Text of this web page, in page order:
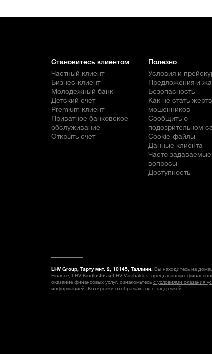
Становитесь клиентом
Частный клиент
Бизнес-клиент
Молодежный банк
Детский счет
Premium клиент
Приватное банковское
обслуживание
Открыть счет
Полезно
Условия и
Предложения и
Безопасность
Как не стать
мошенников
Сообщить о
подозрительном
Cookie-файлы
Данные клиента
Часто задаваемые
вопросы
Доступность
LHV Group, Тарту мнт. 2, 10145, Таллинн. Вы находитесь на
Finance, LHV Kindlustus и LHV Varahaldus, предлагающих
оказание финансовых услуг, ознакомьтесь с условиями оказания
информацией. Котировки отображаются с задержкой.